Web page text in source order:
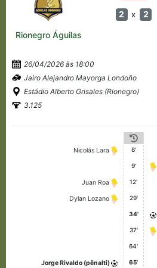
2 x 2
Rionegro Águilas
26/04/2026 às 18:00
Jairo Alejandro Mayorga Londoño
Estádio Alberto Grisales (Rionegro)
3.125
Nicolás Lara 8'
9'
Juan Roa 12'
Dylan Lozano 29'
34'
37'
64'
Jorge Rivaldo (pênalti) 65'